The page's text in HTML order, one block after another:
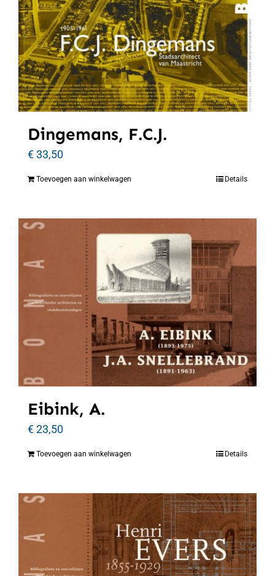
Dingemans, F.C.J.
€33,50
Toevoegen aan winkelwagen Details
Eibink, A.
€23,50
Toevoegen aan winkelwagen Details